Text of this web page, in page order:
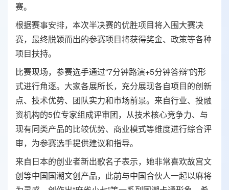
赛。
根据赛事安排，本次半决赛的优胜项目将入围大赛决
赛，最终脱颖而出的参赛项目将获得奖金、政策等各种
项目扶持。
比赛现场，参赛选手通过“7分钟路演+5分钟答辩”的形
式进行角逐。大家各展所长，充分展现各自项目的创新
点、技术优势、团队实力和市场前景。来自行业、投融
资机构的5位专家组成评审团，从技术核心竞争力、与
现有同类产品的比较优势、商业模式等维度进行综合评
审，为参赛选手提供建议和指导。
来自日本的创业者新出歌名子表示，她非常喜欢故宫文
创等中国国潮文创产品，此前与中国合伙人一起以麻将